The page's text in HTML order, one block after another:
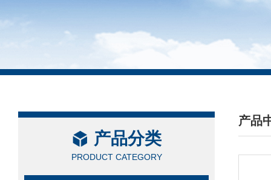
产品分类
PRODUCT CATEGORY
产品
/